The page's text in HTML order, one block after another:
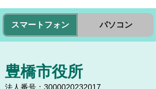
スマートフォン パソコン
豊橋市役所
法人番号：3000020232017